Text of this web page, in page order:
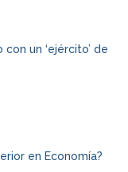
un ‘ejército’ de
en Economía?